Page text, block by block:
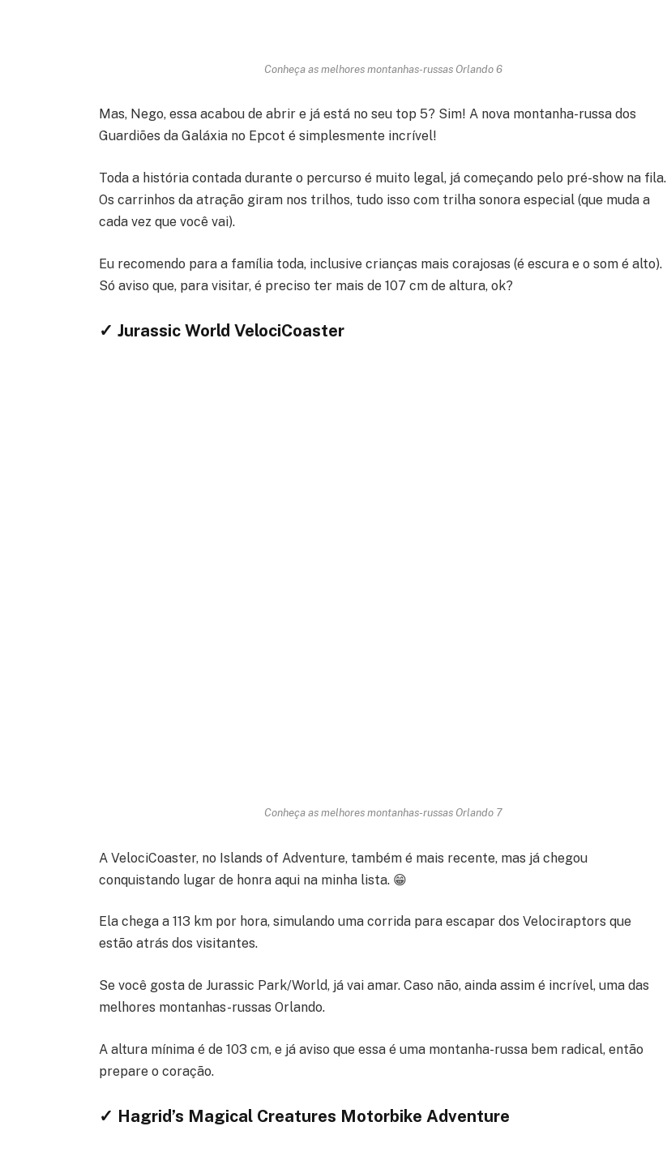
Conheça as melhores montanhas-russas Orlando 6
Mas, Nego, essa acabou de abrir e já está no seu top 5? Sim! A nova montanha-russa dos
Guardiões da Galáxia no Epcot é simplesmente incrível!
Toda a história contada durante o percurso é muito legal, já começando pelo pré-show na fila.
Os carrinhos da atração giram nos trilhos, tudo isso com trilha sonora especial (que muda a
cada vez que você vai).
Eu recomendo para a família toda, inclusive crianças mais corajosas (é escura e o som é alto).
Só aviso que, para visitar, é preciso ter mais de 107 cm de altura, ok?
✓ Jurassic World VelociCoaster
Conheça as melhores montanhas-russas Orlando 7
A VelociCoaster, no Islands of Adventure, também é mais recente, mas já chegou
conquistando lugar de honra aqui na minha lista. 😁
Ela chega a 113 km por hora, simulando uma corrida para escapar dos Velociraptors que
estão atrás dos visitantes.
Se você gosta de Jurassic Park/World, já vai amar. Caso não, ainda assim é incrível, uma das
melhores montanhas-russas Orlando.
A altura mínima é de 103 cm, e já aviso que essa é uma montanha-russa bem radical, então
prepare o coração.
✓ Hagrid’s Magical Creatures Motorbike Adventure